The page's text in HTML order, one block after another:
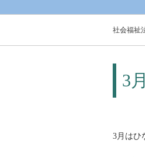
社会福祉
3
3月はひ